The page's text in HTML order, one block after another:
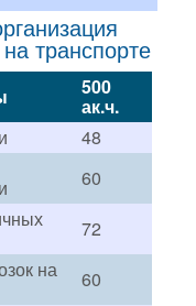
транспорте
500
ак.ч.
48
60
72
на
60